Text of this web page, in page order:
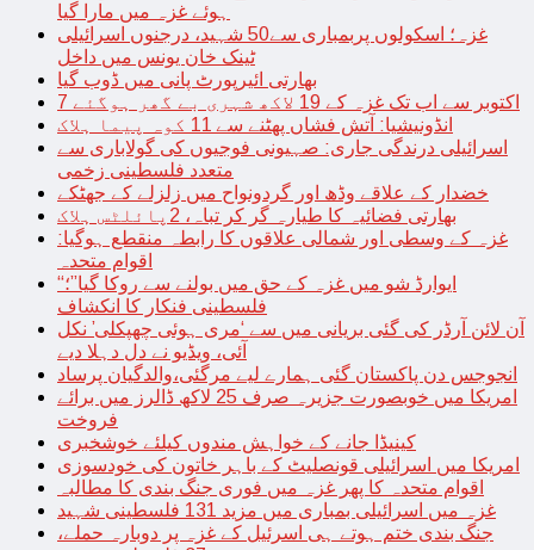
ہوئے غزہ میں مارا گیا
غزہ؛ اسکولوں پربمباری سے50 شہید، درجنوں اسرائیلی
ٹینک خان یونس میں داخل
بھارتی ائیرپورٹ پانی میں ڈوب گیا
7 اکتوبر سے اب تک غزہ کے 19 لاکھ شہری بے گھر ہوگئے
انڈونیشیا: آتش فشاں پھٹنے سے 11 کوہ پیما ہلاک
اسرائیلی درندگی جاری: صہیونی فوجیوں کی گولاباری سے
متعدد فلسطینی زخمی
خضدار کے علاقے وڈھ اور گردونواح میں زلزلے کے جھٹکے
بھارتی فضائیہ کا طیارہ گر کر تباہ، 2پائلٹس ہلاک
غزہ کے وسطی اور شمالی علاقوں کا رابطہ منقطع ہوگیا:
اقوام متحدہ
“ایوارڈ شو میں غزہ کے حق میں بولنے سے روکا گیا”؛
فلسطینی فنکار کا انکشاف
آن لائن آرڈر کی گئی بریانی میں سے ‘مری ہوئی چھپکلی’ نکل
آئی، ویڈیو نے دل دہلا دیے
انجوجس دن پاکستان گئی ہمارے لیے مرگئی،والدگیان پرساد
امریکا میں خوبصورت جزیرہ صرف 25 لاکھ ڈالرز میں برائے
فروخت
کینیڈا جانے کے خواہش مندوں کیلئے خوشخبری
امریکا میں اسرائیلی قونصلیٹ کے باہر خاتون کی خودسوزی
اقوام متحدہ کا پھر غزہ میں فوری جنگ بندی کا مطالبہ
غزہ میں اسرائیلی بمباری میں مزید 131 فلسطینی شہید
جنگ بندی ختم ہوتے ہی اسرئیل کے غزہ پر دوبارہ حملے،